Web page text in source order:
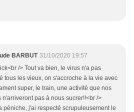
BARBUT 31/10/2020 19:57
/> Tout va bien, le virus n'a pas
tous les vieux, on s'accroche à la vie avec
super, le train, une activité que nos
n'arriveront pas à nous sucrer!!<br />
péniche, j'ai respecté scrupuleusement le